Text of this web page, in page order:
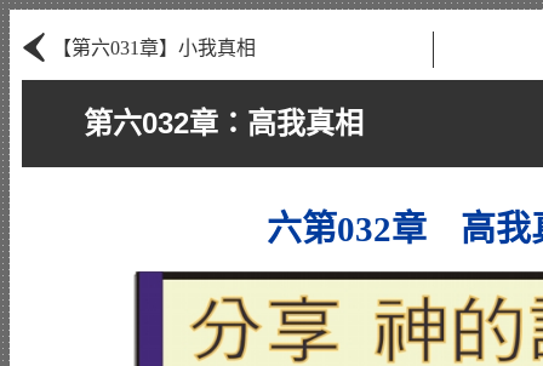
‹ 【第六031章】小我真相
第六032章：高我真相
六第032章 高我